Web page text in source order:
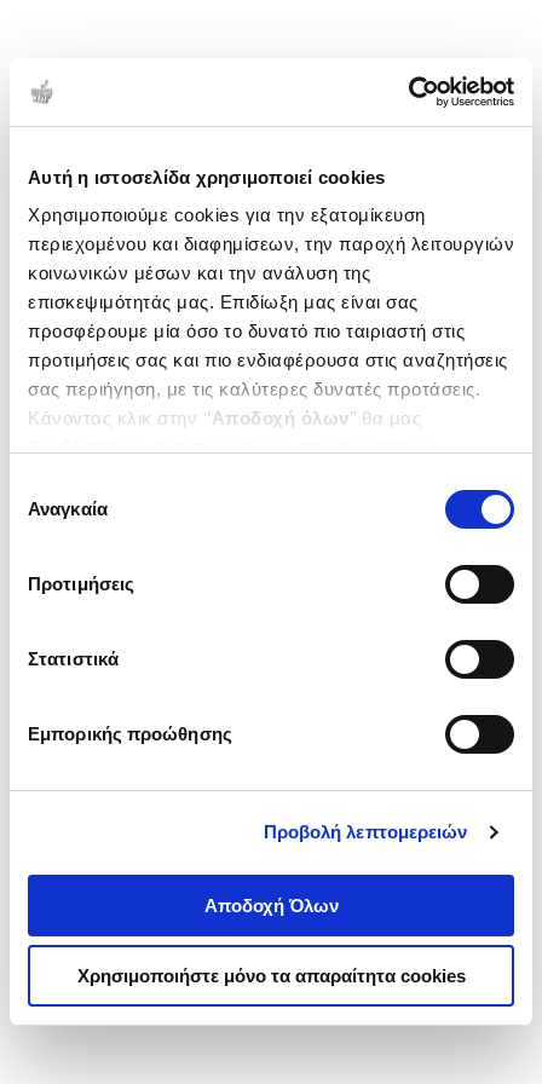
Αυτή η ιστοσελίδα χρησιμοποιεί cookies
Χρησιμοποιούμε cookies για την εξατομίκευση
περιεχομένου και διαφημίσεων, την παροχή λειτουργιών
κοινωνικών μέσων και την ανάλυση της
επισκεψιμότητάς μας. Επιδίωξη μας είναι σας
προσφέρουμε μία όσο το δυνατό πιο ταιριαστή στις
προτιμήσεις σας και πιο ενδιαφέρουσα στις αναζητήσεις
σας περιήγηση, με τις καλύτερες δυνατές προτάσεις.
Κάνοντας κλικ στην ‘’Αποδοχή όλων’’ θα μας
ενδιαφέρουν και να επιλέξετε από τα παρακάτω με την
΄΄και να ενημερωθείτε σχετικά με
συγκατάθεσης
Αναγκαία
Προτιμήσεις
Στατιστικά
Εμπορικής προώθησης
Προβολή λεπτομερειών
Αποδοχή Όλων
Χρησιμοποιήστε μόνο τα απαραίτητα cookies